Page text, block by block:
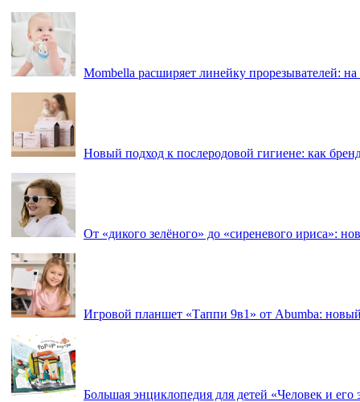
Mombella расширяет линейку прорезывателей:
Новый подход к послеродовой гигиене: как
От «дикого зелёного» до «сиреневого ириса»:
Игровой планшет «Таппи 9в1» от Abumba:
Большая энциклопедия для детей «Человек и